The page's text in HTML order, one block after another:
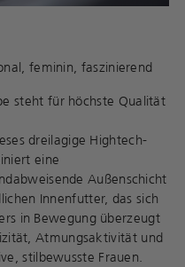
feminin, faszinierend
steht für höchste Qualität
dreilagige Hightech-
eine
Außenschicht
Innenfutter, das sich
in Bewegung überzeugt
Atmungsaktivität und
stilbewusste Frauen.